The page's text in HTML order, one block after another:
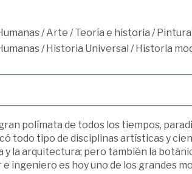
/Arte /Teoría e historia /Pintura
/Historia Universal /Historia
polímata de todos los tiempos,
todo tipo de disciplinas artísticas y
y la arquitectura; pero también la
ingeniero es hoy uno de los grandes